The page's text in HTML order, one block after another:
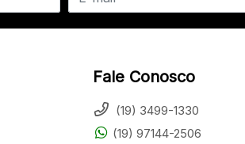
Fale Conosco
(19) 3499-1330
(19) 97144-2506